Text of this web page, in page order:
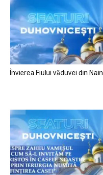
Învierea Fiului văduvei din Nain